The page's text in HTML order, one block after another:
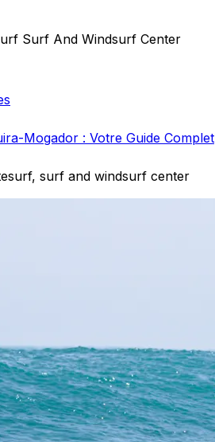
Surf And Windsurf Center
Mogador : Votre Guide Complet
surf and windsurf center